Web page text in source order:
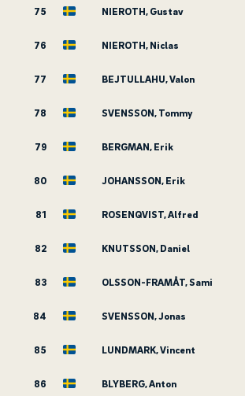
75 NIEROTH, Gustav
76 NIEROTH, Niclas
77 BEJTULLAHU, Valon
78 SVENSSON, Tommy
79 BERGMAN, Erik
80 JOHANSSON, Erik
81 ROSENQVIST, Alfred
82 KNUTSSON, Daniel
83 OLSSON-FRAMÅT, Sami
84 SVENSSON, Jonas
85 LUNDMARK, Vincent
86 BLYBERG, Anton